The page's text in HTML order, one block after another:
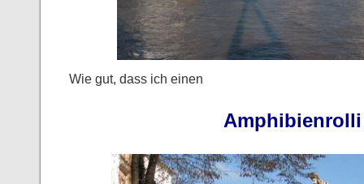
Wie gut, dass ich einen
Amphibienrolli